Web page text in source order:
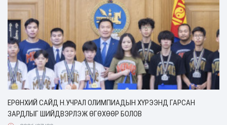
ЕРӨНХИЙ САЙД Н.УЧРАЛ ОЛИМПИАДЫН ХҮРЭЭНД ГАРСАН
ЗАРДЛЫГ ШИЙДВЭРЛЭЖ ӨГӨХӨӨР БОЛОВ